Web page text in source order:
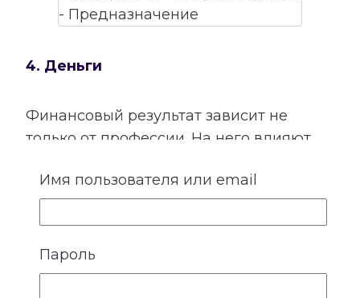
4. Деньги
Финансовый результат зависит не
только от профессии. На него влияют
привычки, семейные установки,
использовать открывающиеся
возможности.
Имя пользователя или email
Пароль